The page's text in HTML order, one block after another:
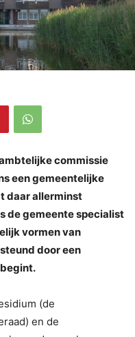
commissie
een gemeentelijke
daar allerminst
de gemeente specialist
vormen van
door een
(de
en de